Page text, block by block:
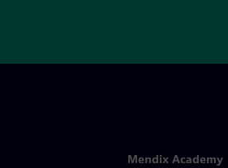
Mendix Academy